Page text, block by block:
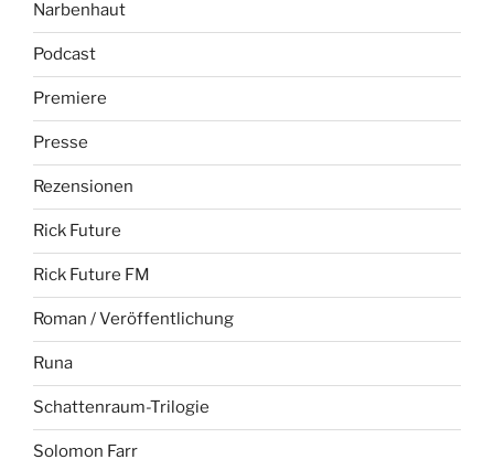
Narbenhaut
Podcast
Premiere
Presse
Rezensionen
Rick Future
Rick Future FM
Roman / Veröffentlichung
Runa
Schattenraum-Trilogie
Solomon Farr